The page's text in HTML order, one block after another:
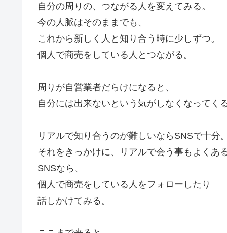
自分の周りの、つながる人を変えてみる。
今の人脈はそのままでも、
これから新しく人と知り合う時に少しずつ。
個人で商売をしている人とつながる。
周りが自営業者だらけになると、
自分には出来ないという気がしなくなってくる
リアルで知り合うのが難しいならSNSで十分。
それをきっかけに、リアルで会う事もよくある
SNSなら、
個人で商売をしている人をフォローしたり
話しかけてみる。